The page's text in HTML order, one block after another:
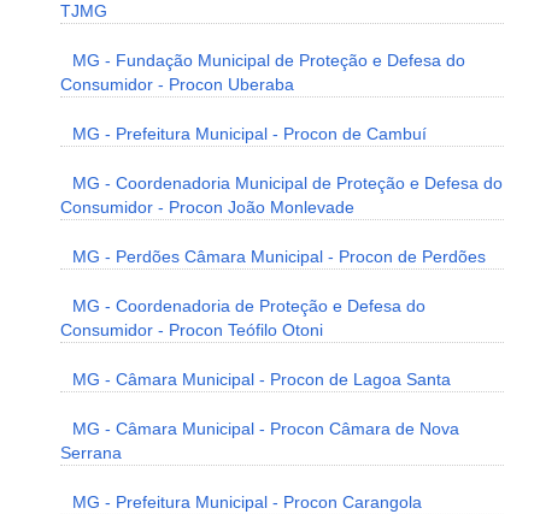
TJMG
MG - Fundação Municipal de Proteção e Defesa do
Consumidor - Procon Uberaba
MG - Prefeitura Municipal - Procon de Cambuí
MG - Coordenadoria Municipal de Proteção e Defesa do
Consumidor - Procon João Monlevade
MG - Perdões Câmara Municipal - Procon de Perdões
MG - Coordenadoria de Proteção e Defesa do
Consumidor - Procon Teófilo Otoni
MG - Câmara Municipal - Procon de Lagoa Santa
MG - Câmara Municipal - Procon Câmara de Nova
Serrana
MG - Prefeitura Municipal - Procon Carangola